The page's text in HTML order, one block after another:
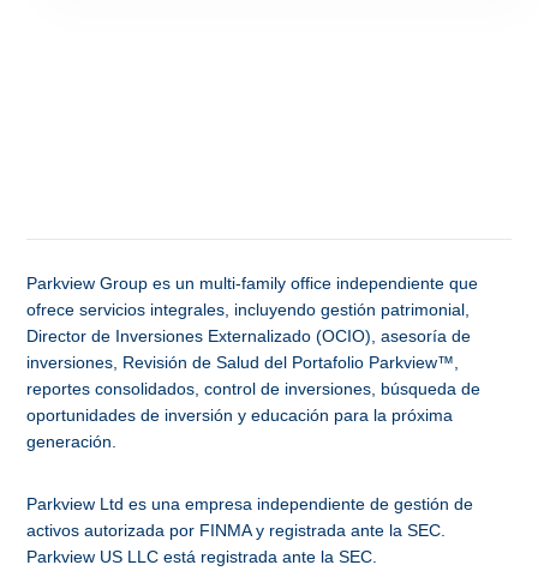
Parkview Group es un multi-family office independiente que
ofrece servicios integrales, incluyendo gestión patrimonial,
Director de Inversiones Externalizado (OCIO), asesoría de
inversiones, Revisión de Salud del Portafolio Parkview™,
reportes consolidados, control de inversiones, búsqueda de
oportunidades de inversión y educación para la próxima
generación.
Parkview Ltd es una empresa independiente de gestión de
activos autorizada por FINMA y registrada ante la SEC.
Parkview US LLC está registrada ante la SEC.